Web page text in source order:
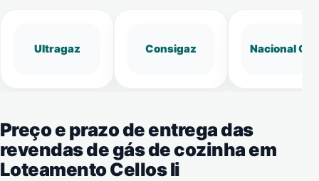
Ultragaz Consigaz Nacional Gás
Preço e prazo de entrega das
revendas de gás de cozinha em
Loteamento Cellos Ii